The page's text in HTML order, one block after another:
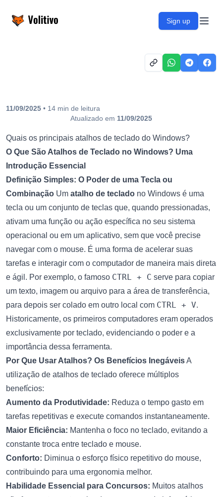
Volitivo Sign up
11/09/2025 • 14 min de leitura
Atualizado em 11/09/2025
Quais os principais atalhos de teclado do Windows?
O Que São Atalhos de Teclado no Windows? Uma
Introdução Essencial
Definição Simples: O Poder de uma Tecla ou
Combinação Um atalho de teclado no Windows é uma
tecla ou um conjunto de teclas que, quando pressionadas,
ativam uma função ou ação específica no seu sistema
operacional ou em um aplicativo, sem que você precise
navegar com o mouse. É uma forma de acelerar suas
tarefas e interagir com o computador de maneira mais direta
e ágil. Por exemplo, o famoso CTRL + C serve para copiar
um texto, imagem ou arquivo para a área de transferência,
para depois ser colado em outro local com CTRL + V.
Historicamente, os primeiros computadores eram operados
exclusivamente por teclado, evidenciando o poder e a
importância dessa ferramenta.
Por Que Usar Atalhos? Os Benefícios InegáveisA
utilização de atalhos de teclado oferece múltiplos
benefícios:
Aumento da Produtividade: Reduza o tempo gasto em
tarefas repetitivas e execute comandos instantaneamente.
Maior Eficiência: Mantenha o foco no teclado, evitando a
constante troca entre teclado e mouse.
Conforto: Diminua o esforço físico repetitivo do mouse,
contribuindo para uma ergonomia melhor.
Habilidade Essencial para Concursos: Muitos atalhos